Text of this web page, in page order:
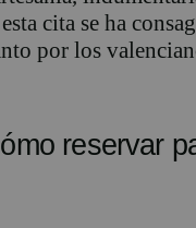
cita se ha
por los
reservar